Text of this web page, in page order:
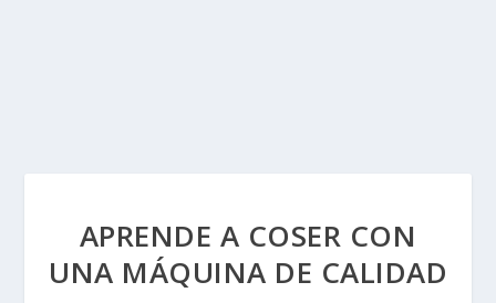
APRENDE A COSER CON
UNA MÁQUINA DE CALIDAD